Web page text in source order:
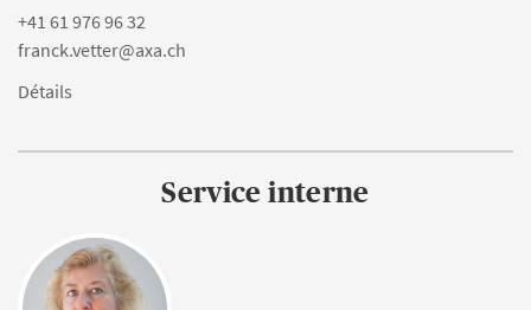
+41 61 976 96 32
franck.vetter@axa.ch
Détails
Service interne